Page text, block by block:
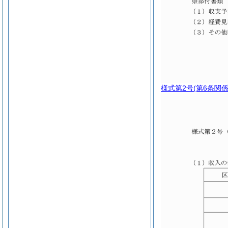
様式第2号(第6条関